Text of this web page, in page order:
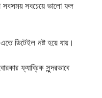
সবচেয়ে ভালো ফল
ডিটেইল নষ্ট হয়ে যায়।
ফ্যাব্রিক সুন্দরভাবে